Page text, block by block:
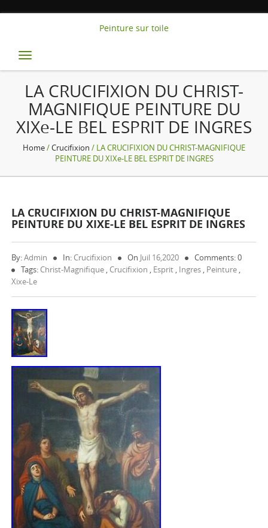
Peinture sur toile
Toggle
navigation
LA CRUCIFIXION DU CHRIST-
MAGNIFIQUE PEINTURE DU
XIXe-LE BEL ESPRIT DE INGRES
Home/Crucifixion / LA CRUCIFIXION DU CHRIST-MAGNIFIQUE
PEINTURE DU XIXe-LE BEL ESPRIT DE INGRES
LA CRUCIFIXION DU CHRIST-MAGNIFIQUE
PEINTURE DU XIXE-LE BEL ESPRIT DE INGRES
By:Admin In: Crucifixion On Juil 16,2020
Comments: 0
Tags: Christ-Magnifique , Crucifixion , Esprit , Ingres , Peinture ,
Xixe-Le